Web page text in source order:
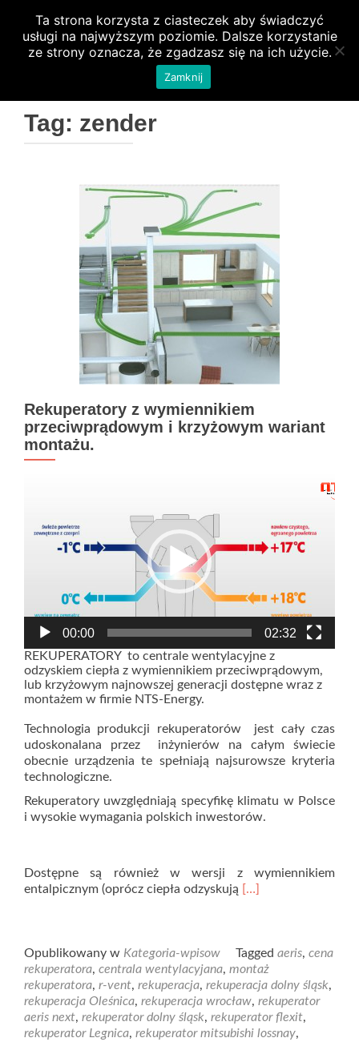
Tag: zender
Rekuperatory z wymiennikiem
przeciwprądowym i krzyżowym wariant
montażu.
00:00 02:32
REKUPERATORY to centrale wentylacyjne z
odzyskiem ciepła z wymiennikiem przeciwprądowym,
lub krzyżowym najnowszej generacji dostępne wraz z
montażem w firmie NTS-Energy.
Technologia produkcji rekuperatorów jest cały czas
udoskonalana przez inżynierów na całym świecie
obecnie urządzenia te spełniają najsurowsze kryteria
technologiczne.
Rekuperatory uwzględniają specyfikę klimatu w Polsce
i wysokie wymagania polskich inwestorów.
Dostępne są również w wersji z wymiennikiem
entalpicznym (oprócz ciepła odzyskują
[…]
Opublikowany w Kategoria-wpisow Tagged aeris, cena
rekuperatora, centrala wentylacyjana, montaż
rekuperatora, r-vent, rekuperacja, rekuperacja dolny śląsk,
rekuperacja Oleśnica, rekuperacja wrocław, rekuperator
aeris next, rekuperator dolny śląsk, rekuperator flexit,
rekuperator Legnica, rekuperator mitsubishi lossnay,
Ta strona korzysta z ciasteczek aby świadczyć
usługi na najwyższym poziomie. Dalsze korzystanie
ze strony oznacza, że zgadzasz się na ich użycie.
Zamknij